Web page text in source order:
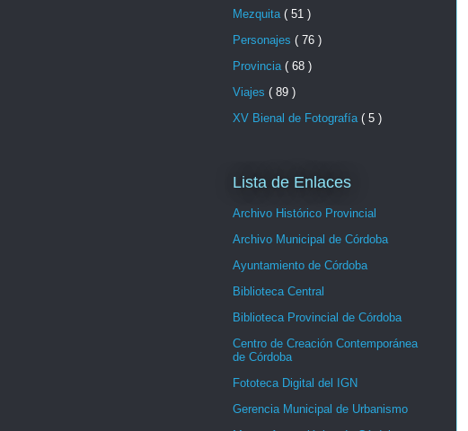
Mezquita ( 51 )
Personajes ( 76 )
Provincia ( 68 )
Viajes ( 89 )
XV Bienal de Fotografía ( 5 )
Lista de Enlaces
Archivo Histórico Provincial
Archivo Municipal de Córdoba
Ayuntamiento de Córdoba
Biblioteca Central
Biblioteca Provincial de Córdoba
Centro de Creación Contemporánea
de Córdoba
Fototeca Digital del IGN
Gerencia Municipal de Urbanismo